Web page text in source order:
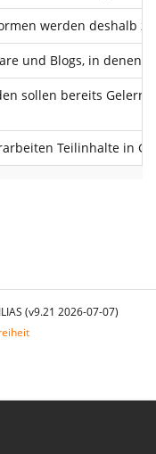
werden deshalb
und Blogs, in denen
sollen bereits
Teilinhalte in
(v9.21 2026-07-07)